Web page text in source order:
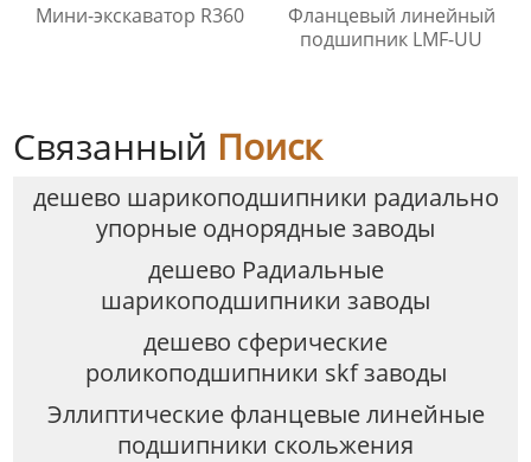
Мини-экскаватор R360
Фланцевый линейный
подшипник LMF-UU
Связанный Поиск
дешево шарикоподшипники радиально
упорные однорядные заводы
дешево Радиальные
шарикоподшипники заводы
дешево сферические
роликоподшипники skf заводы
Эллиптические фланцевые линейные
подшипники скольжения